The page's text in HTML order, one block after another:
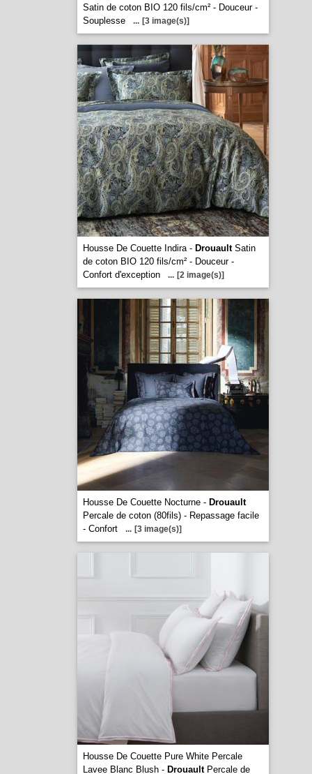
Satin de coton BIO 120 fils/cm² - Douceur -
Souplesse
... [3 image(s)]
Housse De Couette Indira - DrouaultSatin
de coton BIO 120 fils/cm² - Douceur -
Confort d'exception
... [2 image(s)]
Housse De Couette Nocturne - Drouault
Percale de coton (80fils) - Repassage facile
- Confort
... [3 image(s)]
Housse De Couette Pure White Percale
Lavee Blanc Blush - DrouaultPercale de